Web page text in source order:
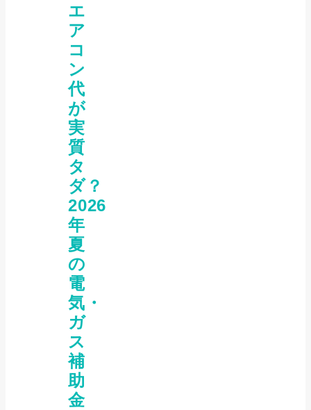
エ
ア
コ
ン
代
が
実
質
タ
ダ？
2026
年
夏
の
電
気・
ガ
ス
補
助
金